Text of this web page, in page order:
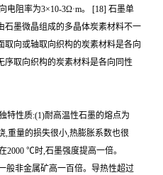
电阻率为3×10-3Ω·m。 [18] 石墨单
石墨微晶组成的多晶体炭素材料不一
取向或轴取向织构的炭素材料是各向
序取向织构的炭素材料是各向同性
特性质:(1)耐高温性石墨的熔点为
,重量的损失很小,热膨胀系数也很
2000 ℃时,石墨强度提高一倍。
般非金属矿高一百倍。导热性超过